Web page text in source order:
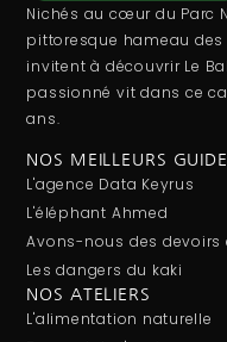
Nichés au cœur du Parc
pittoresque hameau des
invitent à découvrir Le
passionné vit dans ce
ans.
NOS MEILLEURS
L'agence Data Keyrus
L'éléphant Ahmed
Avons-nous des devoirs
Les dangers du kaki
NOS ATELIERS
L'alimentation naturelle